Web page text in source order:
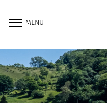
MENU